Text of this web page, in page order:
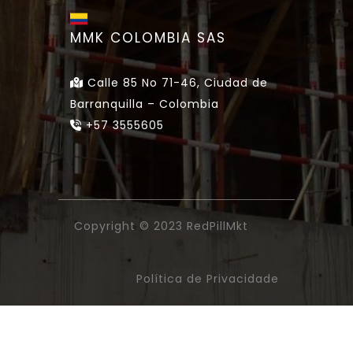
MMK COLOMBIA SAS
Calle 85 No 71-46, Ciudad de
Barranquilla – Colombia
+57 3555605
Copyright © 2023 RedPillMkt
Política de Privacidade